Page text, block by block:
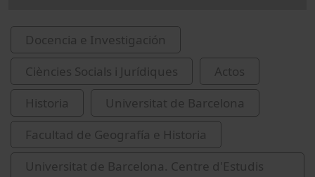
Docencia e Investigación
Ciències Socials i Jurídiques
Actos
Historia
Universitat de Barcelona
Facultad de Geografía e Historia
Universitat de Barcelona. Centre d'Estudis